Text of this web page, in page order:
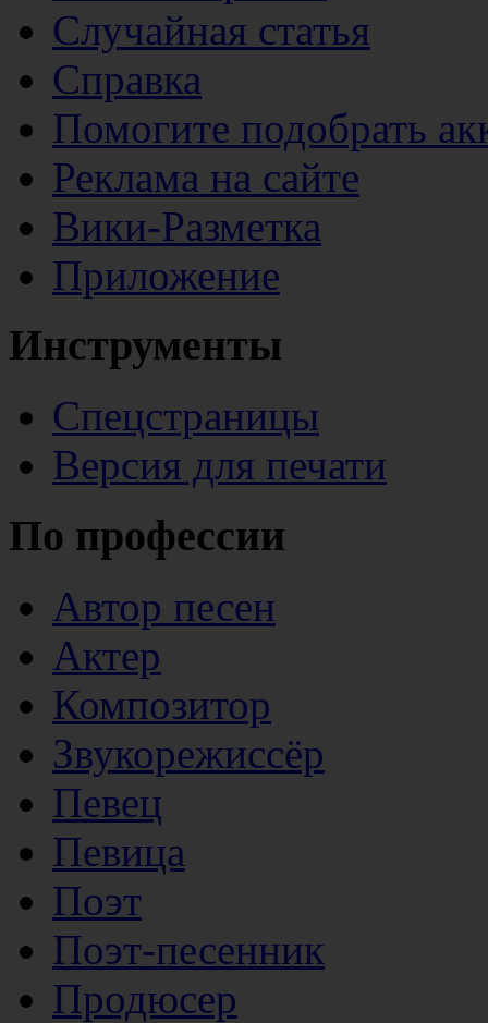
Случайная статья
Справка
Помогите подобрать
Реклама на сайте
Вики-Разметка
Приложение
Инструменты
Спецстраницы
Версия для печати
По профессии
Автор песен
Актер
Композитор
Звукорежиссёр
Певец
Певица
Поэт
Поэт-песенник
Продюсер